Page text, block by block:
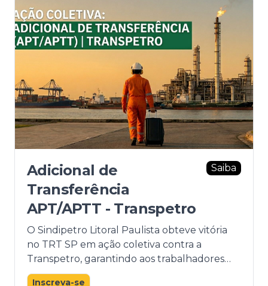
Adicional de
Transferência
APT/APTT - Transpetro
Saiba
O Sindipetro Litoral Paulista obteve vitória
no TRT SP em ação coletiva contra a
Transpetro, garantindo aos trabalhadores
transferidos a partir de janeiro de 2020 o
Inscreva-se